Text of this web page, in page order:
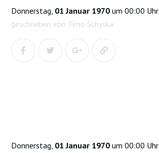
Donnerstag, 01 Januar 1970 um 00:00 Uhr
geschrieben von Timo Schyska
Donnerstag, 01 Januar 1970 um 00:00 Uhr